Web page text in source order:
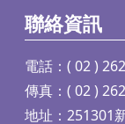
聯絡資訊
電話：( 02 )
傳真：( 02 )
地址：251301